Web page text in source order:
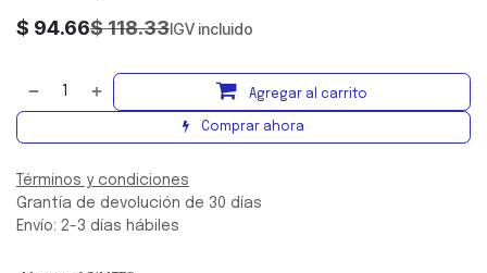
$ 94.66$118.33IGV incluido
Agregar al carrito
Comprar ahora
Términos y condiciones
Grantía de devolución de 30 días
Envío: 2-3 días hábiles